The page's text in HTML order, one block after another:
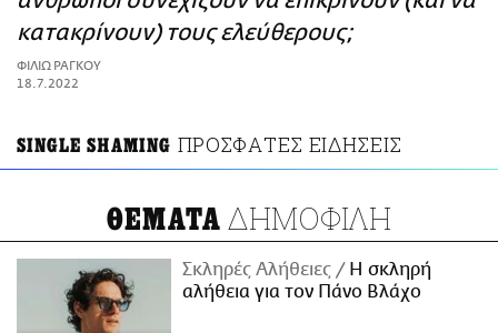
ΑΜΠΑ
PRINT
κατακρίνουν) τους ελεύθερους;
ΦΙΛΙΩ ΡΑΓΚΟΥ
18.7.2022
SINGLE SHAMING ΠΡΟΣΦΑΤΕΣ ΕΙΔΗΣΕΙΣ
ΘΕΜΑΤΑ ΔΗΜΟΦΙΛΗ
Σκληρές Αλήθειες
H σκληρή
αλήθεια για τον Πάνο Βλάχο